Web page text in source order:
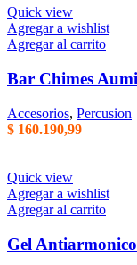
Quick view
Agregar a wishlist
Agregar al carrito
Bar Chimes
Accesorios, Percusion
$ 160.190,99
Quick view
Agregar a wishlist
Agregar al carrito
Gel